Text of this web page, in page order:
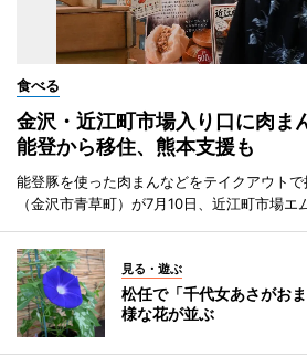
食べる
金沢・近江町市場入り口に肉
能登から移住、熊本支援も
能登豚を使った肉まんなどをテイクアウトで
（金沢市青草町）が7月10日、近江町市場エ
見る・遊ぶ
松任で「千代女あさがお
様な花が並ぶ